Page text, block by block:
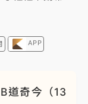
點
APP
道奇今（13